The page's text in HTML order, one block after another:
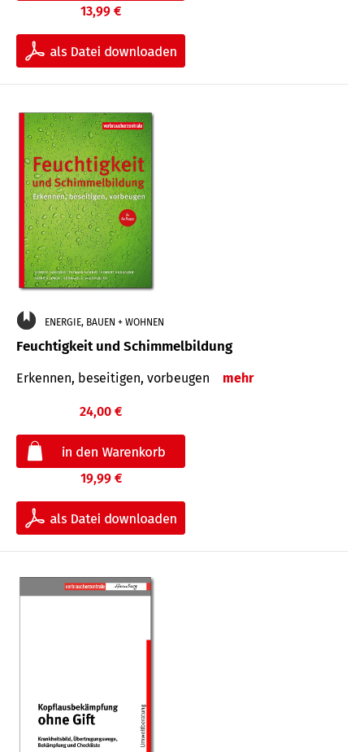
13,99 €
ENERGIE, BAUEN + WOHNEN
Feuchtigkeit und Schimmelbildung
Erkennen, beseitigen, vorbeugen mehr
24,00 €
19,99 €